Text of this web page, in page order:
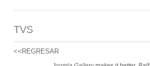
TVS
<<REGRESAR